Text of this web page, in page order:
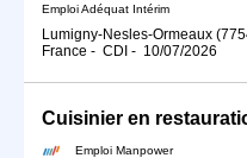
Emploi Adéquat Intérim
Lumigny-Nesles-Ormeaux
France - CDI - 10/07/2026
Cuisinier en
Emploi Manpower